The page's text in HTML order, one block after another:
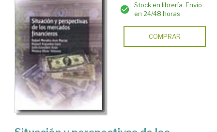
Stock en librería. Envío
en 24/48 horas
COMPRAR